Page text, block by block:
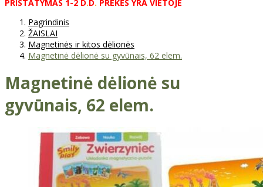
PRISTATYMAS 1-2 D. D. PREKĖS YRA VIETOJE
Pagrindinis
ŽAISLAI
Magnetinės ir kitos dėlionės
Magnetinė dėlionė su gyvūnais, 62 elem.
Magnetinė dėlionė su
gyvūnais, 62 elem.